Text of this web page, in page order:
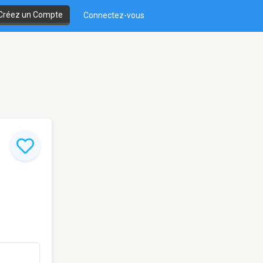
un Compte Connectez-vous